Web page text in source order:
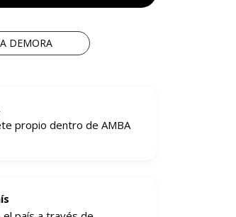
DEMORA
propio dentro de AMBA